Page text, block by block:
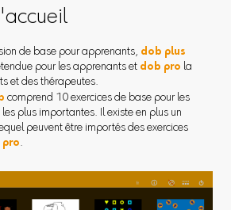
de base pour apprenants, dob plus
pour les apprenants et dob pro la
et des thérapeutes.
comprend 10 exercices de base pour les
plus importantes. Il existe en plus un
peuvent être importés des exercices
pro.